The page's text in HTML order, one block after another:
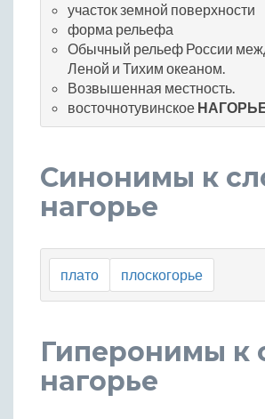
участок земной поверхности
форма рельефа
Обычный рельеф России
Леной и Тихим океаном.
Возвышенная местность.
восточнотувинское
Синонимы к
нагорье
плато плоскогорье
Гиперонимы к
нагорье